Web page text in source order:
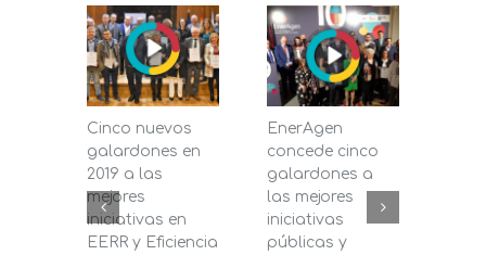
Cinco nuevos
galardones en
2019 a las
mejores
iniciativas en
EERR y Eficiencia
EnerAgen
concede cinco
galardones a
las mejores
iniciativas
públicas y